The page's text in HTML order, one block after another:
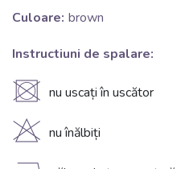
Culoare: brown
Instructiuni de spalare:
U nu uscați în uscător
H nu înălbiți